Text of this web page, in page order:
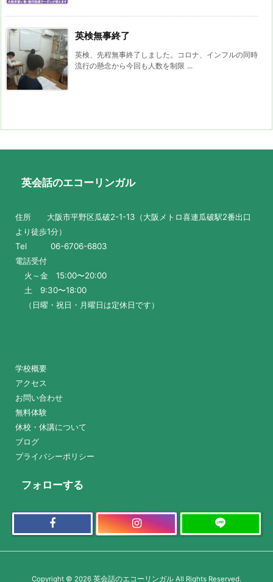
英検無事終了
英検、先程無事終了しました。コロナ、インフルの同時
流行の懸念から今回も人数を制限 ...
英会話のエコーリンガル
住所 大阪市平野区瓜破2-1-13（大阪メトロ喜連瓜破駅2番出口
より徒歩1分）
Tel 06-6706-6803
電話受付
火～金 15:00〜20:00
土 9:30〜18:00
（日曜・祝日・月曜日は定休日です）
学校概要
アクセス
お問い合わせ
無料体験
休校・休講について
ブログ
プライバシーポリシー
フォローする
Copyright © 2026 英会話のエコーリンガル All Rights Reserved.